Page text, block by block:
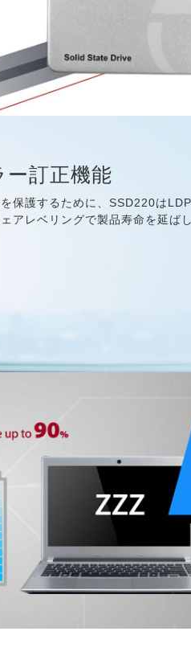
ー訂正機能
保護するために、SSD220は
アレベリングで製品寿命を延ば